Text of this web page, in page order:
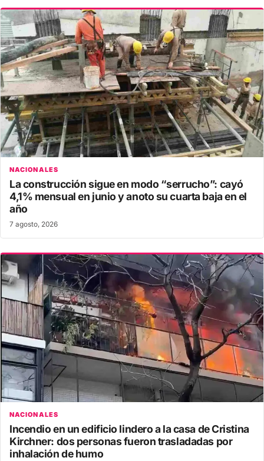
NACIONALES
La construcción sigue en modo “serrucho”: cayó
4,1% mensual en junio y anoto su cuarta baja en el
año
7 agosto, 2026
NACIONALES
Incendio en un edificio lindero a la casa de Cristina
Kirchner: dos personas fueron trasladadas por
inhalación de humo